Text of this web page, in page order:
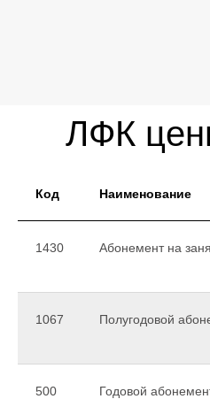
ЛФК
Код Наименование
1430 Абонемент на
1067 Полугодовой
500 Годовой